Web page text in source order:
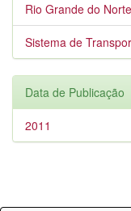
Rio Grande do Norte
Sistema de
Data de Publicação
2011